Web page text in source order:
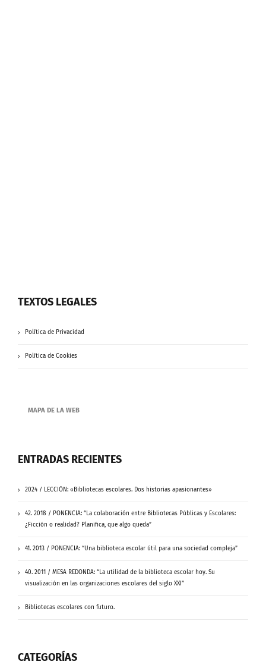
TEXTOS LEGALES
Política de Privacidad
Política de Cookies
MAPA DE LA WEB
ENTRADAS RECIENTES
2024 / LECCIÓN: «Bibliotecas escolares. Dos historias apasionantes»
42. 2018 / PONENCIA: “La colaboración entre Bibliotecas Públicas y Escolares:
¿Ficción o realidad? Planifica, que algo queda”
41. 2013 / PONENCIA: “Una biblioteca escolar útil para una sociedad compleja”
40. 2011 / MESA REDONDA: “La utilidad de la biblioteca escolar hoy. Su
visualización en las organizaciones escolares del siglo XXI”
Bibliotecas escolares con futuro.
CATEGORÍAS